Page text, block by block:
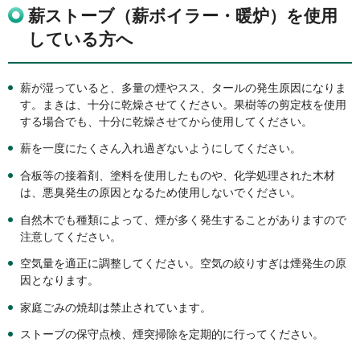
薪ストーブ（薪ボイラー・暖炉）を使用
している方へ
薪が湿っていると、多量の煙やスス、タールの発生原因になりま
す。まきは、十分に乾燥させてください。果樹等の剪定枝を使用
する場合でも、十分に乾燥させてから使用してください。
薪を一度にたくさん入れ過ぎないようにしてください。
合板等の接着剤、塗料を使用したものや、化学処理された木材
は、悪臭発生の原因となるため使用しないでください。
自然木でも種類によって、煙が多く発生することがありますので
注意してください。
空気量を適正に調整してください。空気の絞りすぎは煙発生の原
因となります。
家庭ごみの焼却は禁止されています。
ストーブの保守点検、煙突掃除を定期的に行ってください。